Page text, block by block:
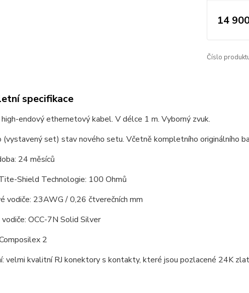
14
Číslo
specifikace
endový ethernetový kabel. V délce 1 m. Vyborný zvuk.
(vystavený set) stav nového setu. Včetně kompletního originálního
24 měsíců
Shield Technologie: 100 Ohmů
vodiče: 23AWG / 0,26 čtverečních mm
OCC-7N Solid Silver
2
velmi kvalitní RJ konektory s kontakty, které jsou pozlacené 24K